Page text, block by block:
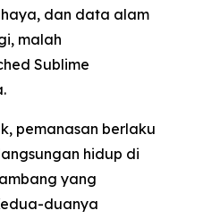
dan data alam
malah
Sublime
pemanasan berlaku
hidup di
yang
duanya